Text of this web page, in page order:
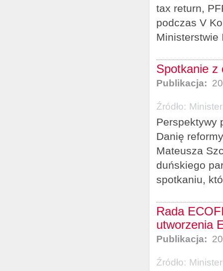
tax return,
podczas V
Ministerstwie
Spotkanie z
Publikacja:
Źródło:
Perspektywy
Danię
Mateusza
duńskiego
spotkaniu,
Rada
utworzenia
Publikacja:
Źródło: